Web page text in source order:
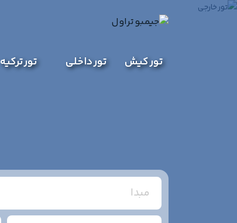
تور کیش تور داخلی تور ترکیه
مبدا